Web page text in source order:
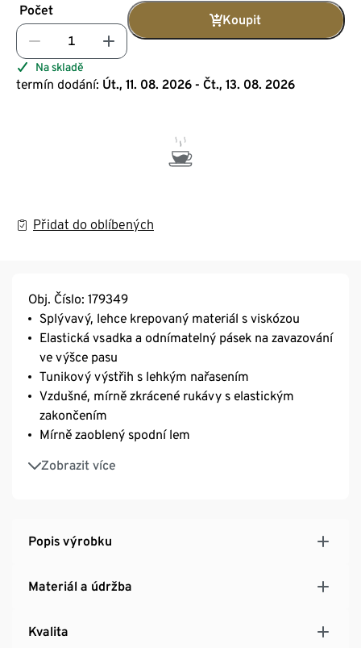
Počet
Koupit
Na skladě
termín dodání: Út., 11. 08. 2026 - Čt., 13. 08. 2026
Přidat do oblíbených
Obj. Číslo: 179349
Splývavý, lehce krepovaný materiál s viskózou
Elastická vsadka a odnímatelný pásek na zavazování
ve výšce pasu
Tunikový výstřih s lehkým nařasením
Vzdušné, mírně zkrácené rukávy s elastickým
zakončením
Mírně zaoblený spodní lem
Zobrazit více
S raglánovými rukávy
Popis výrobku
Materiál a údržba
Kvalita